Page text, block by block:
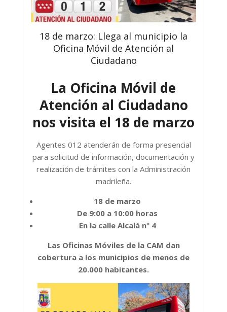
18 de marzo: Llega al municipio la
Oficina Móvil de Atención al
Ciudadano
La Oficina Móvil de
Atención al Ciudadano
nos visita el 18 de marzo
Agentes 012 atenderán de forma presencial
para solicitud de información, documentación y
realización de trámites con la Administración
madrileña.
18 de marzo
De 9:00 a 10:00 horas
En la calle Alcalá nº 4
Las Oficinas Móviles de la CAM dan
cobertura a los municipios de menos de
20.000 habitantes.